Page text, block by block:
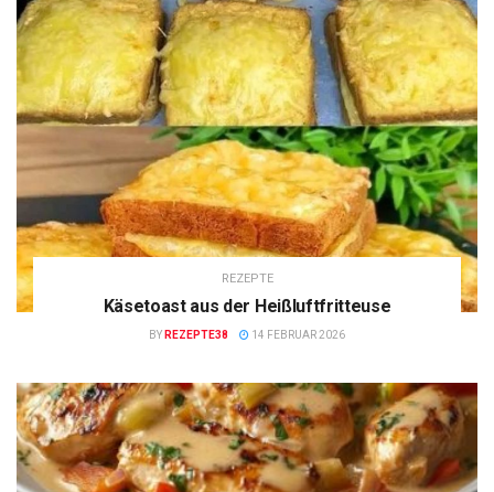
REZEPTE
Käsetoast aus der Heißluftfritteuse
BY REZEPTE38 14 FEBRUAR 2026